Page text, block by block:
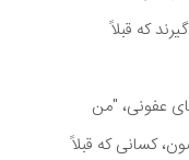
که قبلاً
عفونی، "من
کسانی که قبلاً